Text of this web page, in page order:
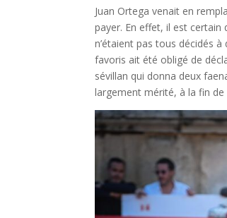
Juan Ortega venait en
payer. En effet, il est certain
n’étaient pas tous décidés
favoris ait été obligé de
sévillan qui donna deux
largement mérité, à la fin